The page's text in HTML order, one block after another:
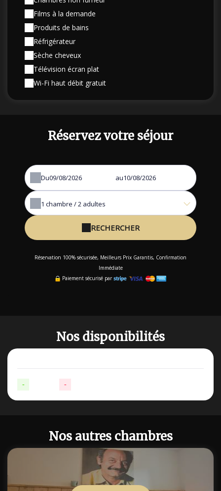
Films à la demande
Produits de bains
Réfrigérateur
Sèche cheveux
Télévision écran plat
Wi-Fi haut débit gratuit
Réservez votre séjour
Du au
1 chambre /2 adultes
RECHERCHER
Réservation 100% sécurisée, Meilleurs Prix Garantis, Confirmation
Immédiate
Paiement sécurisé par
Nos disponibilités
- -
Nos autres chambres